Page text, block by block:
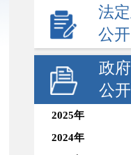
法
公
政
公
2025年
2024年